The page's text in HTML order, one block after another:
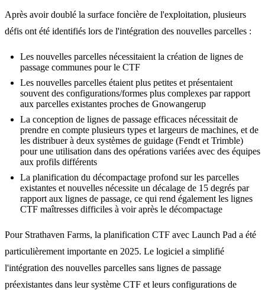
Après avoir doublé la surface foncière de l'exploitation, plusieurs
défis ont été identifiés lors de l'intégration des nouvelles parcelles :
Les nouvelles parcelles nécessitaient la création de lignes de
passage communes pour le CTF
Les nouvelles parcelles étaient plus petites et présentaient
souvent des configurations/formes plus complexes par rapport
aux parcelles existantes proches de Gnowangerup
La conception de lignes de passage efficaces nécessitait de
prendre en compte plusieurs types et largeurs de machines, et de
les distribuer à deux systèmes de guidage (Fendt et Trimble)
pour une utilisation dans des opérations variées avec des équipes
aux profils différents
La planification du décompactage profond sur les parcelles
existantes et nouvelles nécessite un décalage de 15 degrés par
rapport aux lignes de passage, ce qui rend également les lignes
CTF maîtresses difficiles à voir après le décompactage
Pour Strathaven Farms, la planification CTF avec Launch Pad a été
particulièrement importante en 2025. Le logiciel a simplifié
l'intégration des nouvelles parcelles sans lignes de passage
préexistantes dans leur système CTF et leurs configurations de